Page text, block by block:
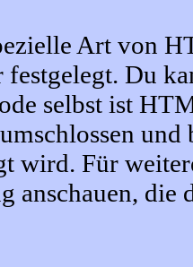
Art von
Du
selbst ist
wird. Für
anschauen, die